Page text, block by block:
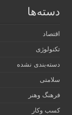
دسته‌ها
اقتصاد
تکنولوژی
دسته‌بندی نشده
سلامتی
فرهنگ وهنر
کسب وکار